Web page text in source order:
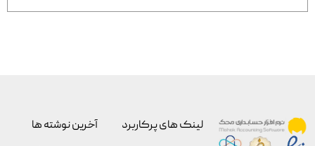
لینک های پرکاربرد
آخرین نوشته ها